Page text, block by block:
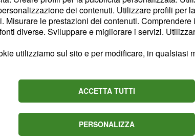
Italiana
stato esonerato dopo
dagli
il Porto.
dato a 15, c'è chi
De Zerbi, il cui
E Massimiliano
dei contenuti. Utilizzare profili per
Misurare le prestazioni dei contenuti.
diverse. Sviluppare e migliorare i servizi.
utilizziamo sul sito e per modificare, in qualsiasi
ACCETTA TUTTI
PERSONALIZZA